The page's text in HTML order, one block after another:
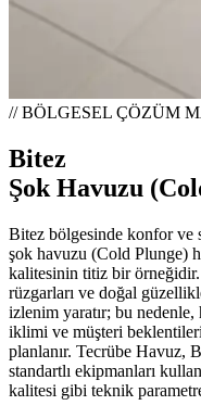
// BÖLGESEL ÇÖZÜM
Bitez
Şok Havuzu
Bitez bölgesinde konfor ve
şok havuzu (Cold Plunge)
kalitesinin titiz bir örneğidir.
rüzgarları ve doğal
izlenim yaratır; bu nedenle,
iklimi ve müşteri
planlanır. Tecrübe Havuz,
standartlı ekipmanları
kalitesi gibi teknik